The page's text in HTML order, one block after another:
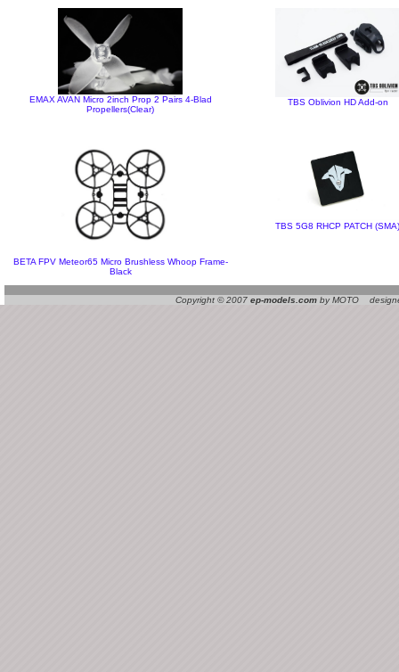
EMAX AVAN Micro 2inch Prop 2 Pairs 4-Blad
Propellers(Clear)
TBS Oblivion HD Add-on
BETA FPV Meteor65 Micro Brushless Whoop Frame-
Black
TBS 5G8 RHCP PATCH (SMA)
Copyright © 2007 ep-models.com by MOTO